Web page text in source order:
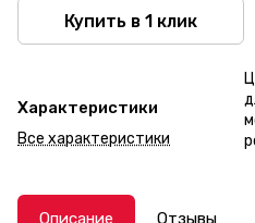
Купить в 1 клик
Характеристики
Все характеристики
Описание Отзывы